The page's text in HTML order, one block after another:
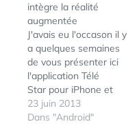
intègre la réalité
augmentée
J'avais eu l'occason il y
a quelques semaines
de vous présenter ici
l'application Télé
Star pour iPhone et
iPad (voir mon
précédent billet
23 juin 2013
Dans "Android"